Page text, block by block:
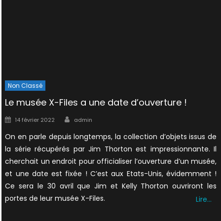
Non Classé
Le musée X-Files a une date d’ouverture !
Posted
14 février 2022 Author
admin
On en parle depuis longtemps, la collection d’objets issus de
la série récupérés par Jim Thorton est impressionnante. Il
cherchait un endroit pour officialiser l’ouverture d’un musée,
et une date est fixée ! C’est aux Etats-Unis, évidemment !
Ce sera le 30 avril que Jim et Kelly Thorton ouvriront les
portes de leur musée X-Files.
Lire…